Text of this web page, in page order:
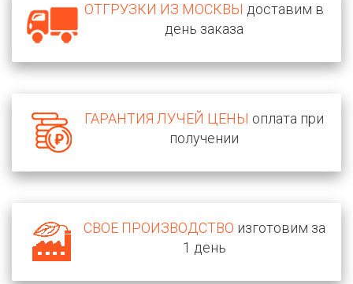
ОТГРУЗКИ ИЗ МОСКВЫ доставим в
день заказа
ГАРАНТИЯ ЛУЧЕЙ ЦЕНЫ оплата при
получении
СВОЕ ПРОИЗВОДСТВО изготовим за
1 день